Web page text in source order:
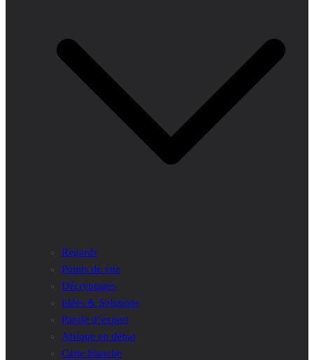
Regards
Points de vue
Décryptages
Idées & Solutions
Parole d’expert
Afrique en débat
Carte blanche